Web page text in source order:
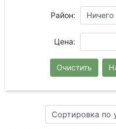
Район:
Цена:
Очистить
Сортировка по